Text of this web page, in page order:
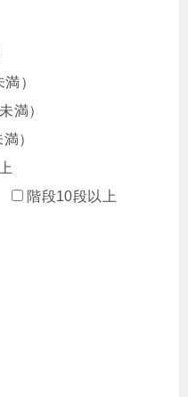
）
満）
）
階段10段以上